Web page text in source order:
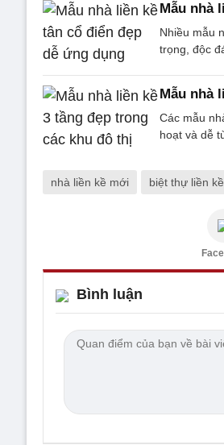
Mẫu nhà
Nhiều mẫu
trọng, độc
Mẫu nhà
Các mẫu
hoạt và dễ
nhà liền kề mới biệt thự liền kề
Bình luận